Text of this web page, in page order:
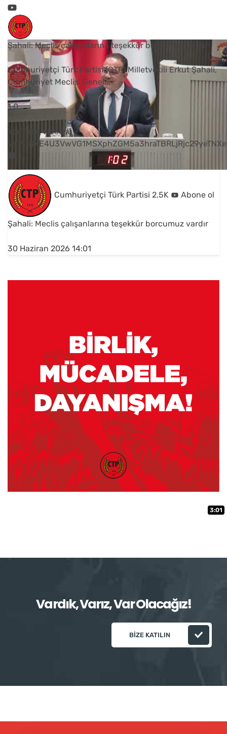
3:01
Şahali: Meclis çalışanlarına teşekkür borcumuz vardır
Cumhuriyetçi Türk Partisi (CTP) Milletvekili Erkut Şahali,
Cumhuriyet Meclisi Genel...
1 0
YouTube Videosu
Cumhuriyetçi Türk Partisi 2.5K Abone ol
Şahali: Meclis çalışanlarına teşekkür borcumuz vardır
30 Haziran 2026 14:01
Vardık, Varız, Var Olacağız!
BIZE KATILIN